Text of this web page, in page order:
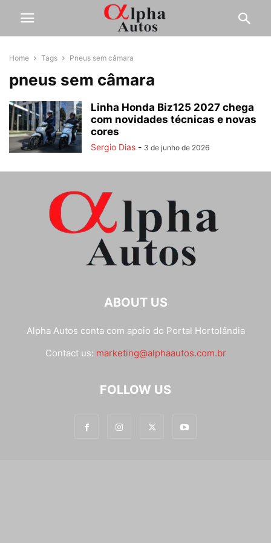
Home Tags Pneus sem câmara
pneus sem câmara
Linha Honda Biz125 2027 chega
com novidades técnicas e novas
cores
Sergio Dias - 3 de junho de 2026
ABOUT US
Alpha Autos conta com apoio do Portal Hortolândia
Contact us: marketing@alphaautos.com.br
FOLLOW US